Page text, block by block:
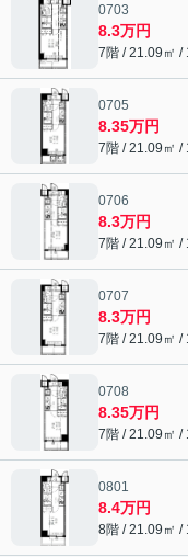
0703
8.3万円
7階 / 21.09㎡ /
0705
8.35万円
7階 / 21.09㎡ /
0706
8.3万円
7階 / 21.09㎡ /
0707
8.3万円
7階 / 21.09㎡ /
0708
8.35万円
7階 / 21.09㎡ /
0801
8.4万円
8階 / 21.09㎡ /